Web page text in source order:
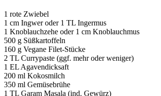
1 rote Zwiebel
1 cm Ingwer oder 1 TL Ingermus
1 Knoblauchzehe oder 1 cm Knoblauchmus
500 g Süßkartoffeln
160 g Vegane Filet-Stücke
2 TL Currypaste (ggf. mehr oder weniger)
1 EL Agavendicksaft
200 ml Kokosmilch
350 ml Gemüsebrühe
1 TL Garam Masala (ind. Gewürz)